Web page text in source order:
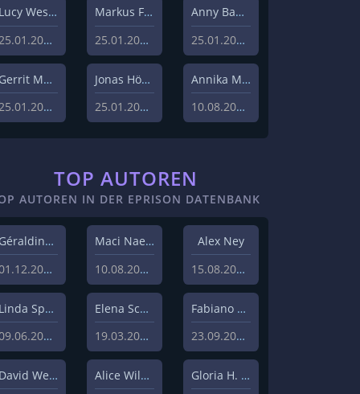
Lucy Westphal
25.01.2024
Markus Fiedler
25.01.2024
Anny Bader
25.01.2024
Gerrit Menk
25.01.2024
Jonas Höger
25.01.2024
Annika Menzel
10.08.2023
TOP AUTOREN
AUTOREN IN DER EPRISON DATENBANK
Géraldine Hohmann
01.12.2020
Maci Naeem Cheema
10.08.2020
Alex Ney
15.08.2019
Linda Sprenger
09.06.2019
Elena Schulz
19.03.2019
Fabiano Uslenghi
23.09.2019
David Weisz
Alice Wilczynski
Gloria H. Manderfeld